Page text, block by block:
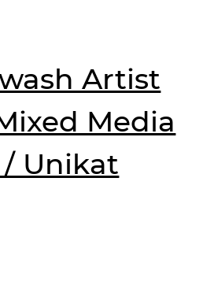
Artist
Media
Unikat